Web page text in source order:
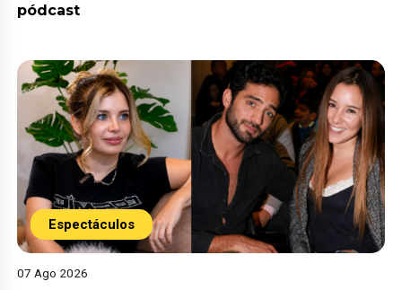
pódcast
Espectáculos
07 Ago 2026